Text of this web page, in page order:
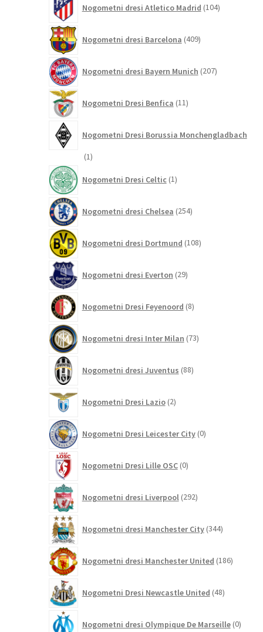
Nogometni dresi Atletico Madrid 104izdelki
Nogometni dresi Barcelona 409izdelkov
Nogometni dresi Bayern Munich 207izdelkov
Nogometni Dresi Benfica 11izdelkov
Nogometni Dresi Borussia Monchengladbach
11
Nogometni Dresi Celtic 1izdelek
Nogometni dresi Chelsea 254izdelkov
Nogometni dresi Dortmund 108izdelkov
Nogometni dresi Everton 29izdelkov
Nogometni Dresi Feyenoord 8izdelkov
Nogometni dresi Inter Milan 73izdelkov
Nogometni dresi Juventus 88izdelkov
Nogometni Dresi Lazio 2izdelka
Nogometni Dresi Leicester City 0izdelkov
Nogometni Dresi Lille OSC 0izdelkov
Nogometni dresi Liverpool 292izdelkov
Nogometni dresi Manchester City 344izdelkov
Nogometni dresi Manchester United 186izdelkov
Nogometni Dresi Newcastle United 48izdelkov
Nogometni dresi Olympique De Marseille 0